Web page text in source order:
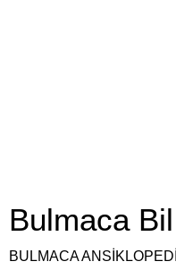
Bulmaca Bil
BULMACA